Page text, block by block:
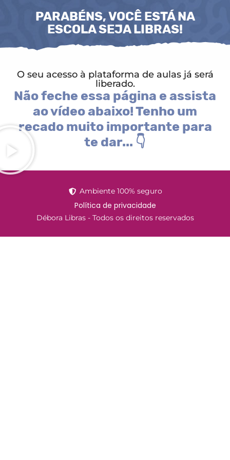
PARABÉNS, VOCÊ ESTÁ NA
ESCOLA SEJA LIBRAS!
O seu acesso à plataforma de aulas já será
liberado.
Não feche essa página e assista
ao vídeo abaixo! Tenho um
recado muito importante para
te dar... 👇
Ambiente 100% seguro
Política de privacidade
Débora Libras - Todos os direitos reservados